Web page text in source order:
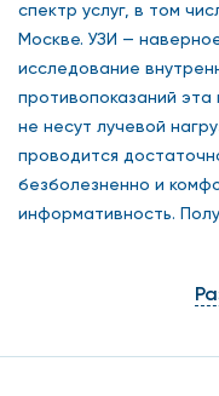
спектр услуг, в том
Москве. УЗИ —
исследование
противопоказаний
не несут лучевой
проводится
безболезненно и
информативность.